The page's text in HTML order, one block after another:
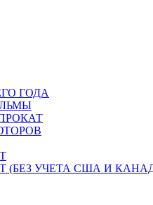
ГОДА
(БЕЗ УЧЕТА США И